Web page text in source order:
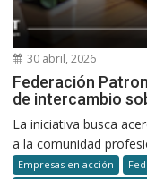
30 abril, 2026
Federación
de intercambio
La iniciativa busca
a la comunidad
Empresas en acción